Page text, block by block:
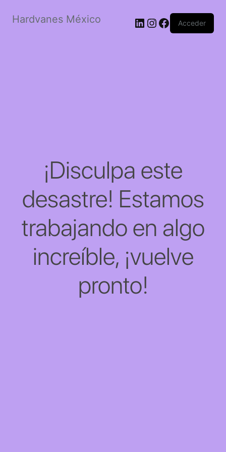
Hardvanes México LinkedIn
Instagram
Facebook
Acceder
¡Disculpa este
desastre! Estamos
trabajando en algo
increíble, ¡vuelve
pronto!